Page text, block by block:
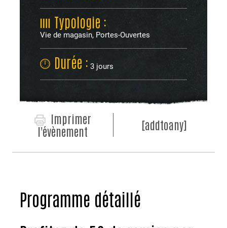
Typologie :
Vie de magasin, Portes-Ouvertes
Durée : 3 jours
Imprimer
l'évènement
[addtoany]
Programme détaillé